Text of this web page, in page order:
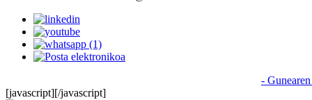
-
[javascript][/javascript]